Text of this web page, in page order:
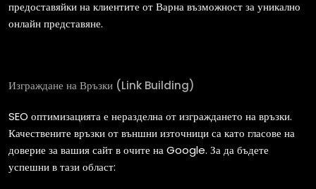
предоставяйки на клиентите от Варна възможност за уникално
онлайн представяне.
Изграждане на Връзки (Link Building)
SEO оптимизацията е неразделна от изграждането на връзки.
Качествените връзки от външни източници са като гласове на
доверие за вашия сайт в очите на Google. За да бъдете
успешни в тази област: